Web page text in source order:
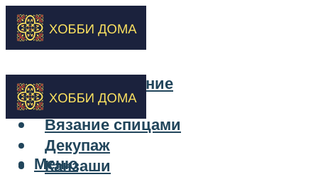
Бисероплетение
Вышивка
Вязание спицами
Декупаж
Канзаши
Меню